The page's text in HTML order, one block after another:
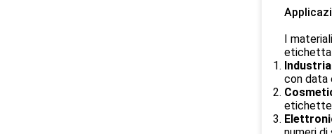
I
con data
etichette